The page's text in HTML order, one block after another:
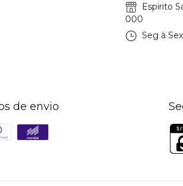
Espirito
000
Seg à
de envio